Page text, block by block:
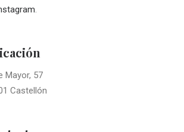
.
Mayor, 57
Castellón